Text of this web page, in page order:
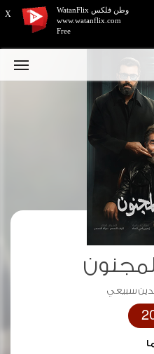
سبيعي
X
وطن فلكس WatanFlix
www.watanflix.com
Free